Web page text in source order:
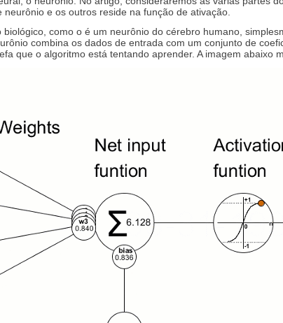
e os outros reside na função de ativação.
como o é um neurônio do cérebro humano,
combina os dados de entrada com um conjunto de
que o algoritmo está tentando aprender. A imagem abaixo